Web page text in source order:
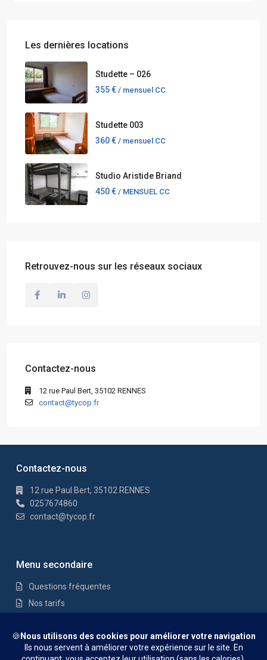
Les dernières locations
Studette – 026
355 € / mensuel CC
Studette 003
360 € / mensuel CC
Studio Aristide Briand
450 € / MENSUEL CC
Retrouvez-nous sur les réseaux sociaux
Contactez-nous
12 rue Paul Bert, 35102 RENNES
contact@tycop.fr
Contactez-nous
12 rue Paul Bert, 35102 RENNES
0257674860
contact@tycop.fr
Menu secondaire
Questions fréquentes
Nos tarifs
Mentions Légales